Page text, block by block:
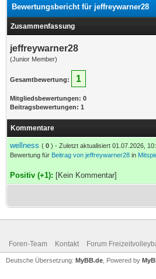
Bewertungsbericht für jeffreywarner28
Zusammenfassung
jeffreywarner28
(Junior Member)
Gesamtbewertung: 1
Mitgliedsbewertungen: 0
Beitragsbewertungen: 1
Kommentare
wellness ( 0 ) - Zuletzt aktualisiert 01.07.2026,
Bewertung für Beitrag von jeffreywarner28 in
Positiv (+1): [Kein Kommentar]
Foren-Team Kontakt Forum
Deutsche Übersetzung: MyBB.de , Powered by